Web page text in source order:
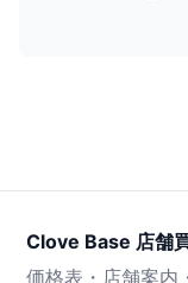
Clove Base 店舗
価格表・店舗案内